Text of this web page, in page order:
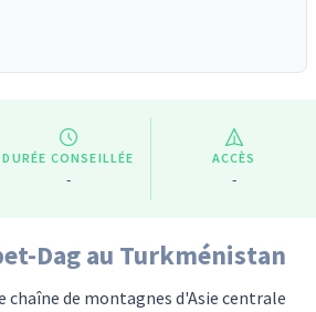
DURÉE CONSEILLÉE
-
ACCÈS
-
Dag au Turkménistan
chaîne de montagnes d'Asie centrale